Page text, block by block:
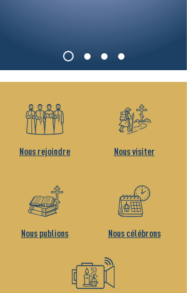
Nous rejoindre
Nous publions
Nous visiter
Nous célébrons